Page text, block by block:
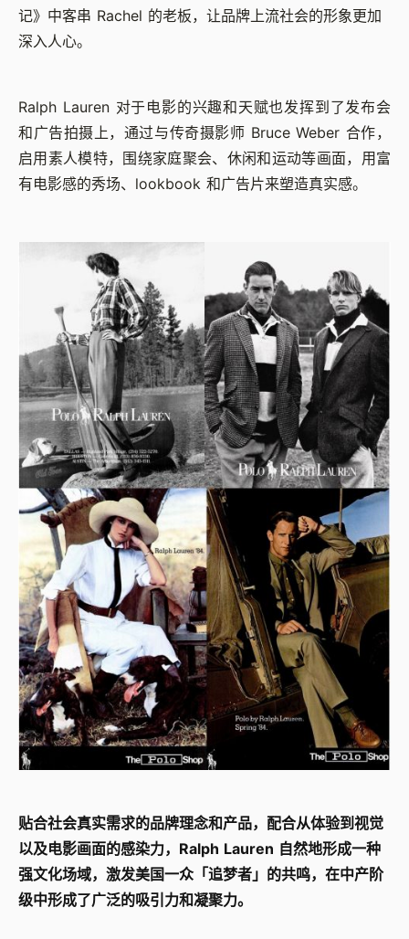
记》中客串 Rachel 的老板，让品牌上流社会的形象更加
深入人心。
Ralph Lauren 对于电影的兴趣和天赋也发挥到了发布会
和广告拍摄上，通过与传奇摄影师 Bruce Weber 合作，
启用素人模特，围绕家庭聚会、休闲和运动等画面，用富
有电影感的秀场、lookbook 和广告片来塑造真实感。
贴合社会真实需求的品牌理念和产品，配合从体验到视觉
以及电影画面的感染力，Ralph Lauren 自然地形成一种
强文化场域，激发美国一众「追梦者」的共鸣，在中产阶
级中形成了广泛的吸引力和凝聚力。